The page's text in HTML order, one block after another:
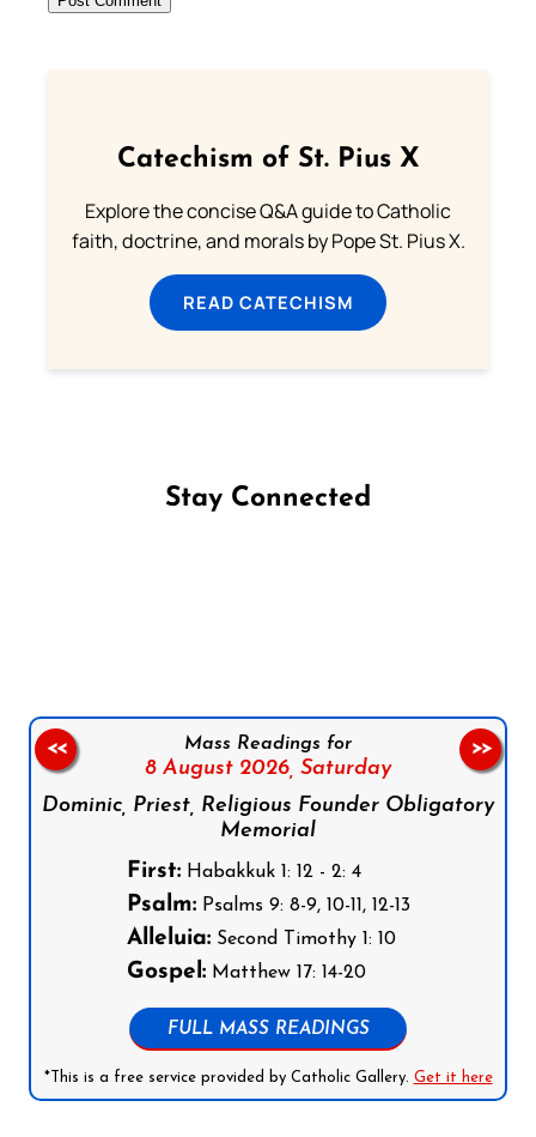
Catechism of St. Pius X
Explore the concise Q&A guide to Catholic
faith, doctrine, and morals by Pope St. Pius X.
READ CATECHISM
Stay Connected
Mass Readings for
8 August 2026, Saturday
Dominic, Priest, Religious Founder Obligatory
Memorial
First:Habakkuk 1: 12 - 2: 4
Psalm:Psalms 9: 8-9, 10-11, 12-13
Alleluia:Second Timothy 1: 10
Gospel:Matthew 17: 14-20
FULL MASS READINGS
*This is a free service provided by Catholic Gallery. Get it here
<< >>